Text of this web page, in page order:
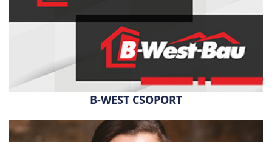
B-WEST CSOPORT